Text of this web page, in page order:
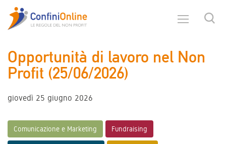
Opportunità di lavoro nel Non
Profit (25/06/2026)
giovedì 25 giugno 2026
Comunicazione e Marketing Fundraising